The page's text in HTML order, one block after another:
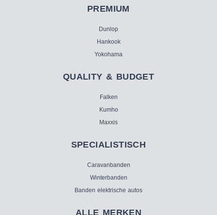
PREMIUM
Dunlop
Hankook
Yokohama
QUALITY & BUDGET
Falken
Kumho
Maxxis
SPECIALISTISCH
Caravanbanden
Winterbanden
Banden elektrische autos
ALLE MERKEN